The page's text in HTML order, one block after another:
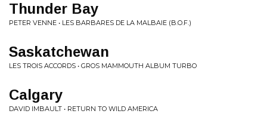
Thunder Bay
PETER VENNE • LES BARBARES DE LA MALBAIE (B.O.F.)
Saskatchewan
LES TROIS ACCORDS • GROS MAMMOUTH ALBUM TURBO
Calgary
DAVID IMBAULT • RETURN TO WILD AMERICA